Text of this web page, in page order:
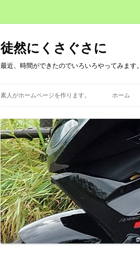
徒然にくさぐさに
最近、時間ができたのでいろいろやってみます。
素人がホームページを作ります。 ホーム